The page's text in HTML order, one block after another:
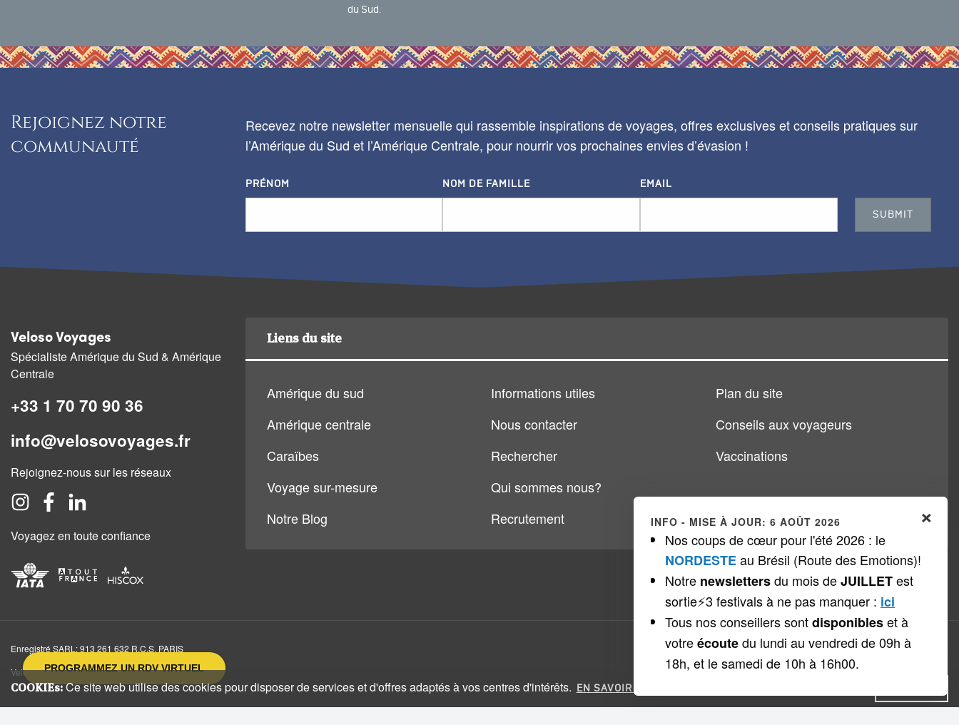
COOKIEs:Ce site web utilise des cookies pour disposer de services et d'offres adaptés à vos centres d'intérêts. EN SAVOIR PLUS
PROGRAMMEZ UN RDV VIRTUEL
du Sud.
×
INFO - MISE À JOUR: 6 AOÛT 2026
Nos coups de cœur pour l'été 2026 : le
NORDESTEau Brésil (Route des Emotions)!
Notre newslettersdu mois deJUILLETest
sortie⚡3 festivals à ne pas manquer : ici
Tous nos conseillers sontdisponibleset à
votreécoutedu lundi au vendredi de 09h à
18h, et le samedi de 10h à 16h00.
Rejoignez notre
communauté
Recevez notre newsletter mensuelle qui rassemble inspirations de voyages, offres exclusives et conseils pratiques sur
l’Amérique du Sud et l’Amérique Centrale, pour nourrir vos prochaines envies d’évasion !
PRÉNOM NOM DE FAMILLE EMAIL
Veloso Voyages
Spécialiste Amérique du Sud & Amérique
Centrale
+33 1 70 70 90 36
info@velosovoyages.fr
Rejoignez-nous sur les réseaux
Voyagez en toute confiance
Liens du site
Amérique du sud
Amérique centrale
Caraïbes
Voyage sur-mesure
Notre Blog
Informations utiles
Nous contacter
Rechercher
Qui sommes nous?
Recrutement
Plan du site
Conseils aux voyageurs
Vaccinations
Enregistré SARL: 913 261 632 R.C.S. PARIS Copyright © 1999 - 2026Veloso Voyages
Veloso Voyages, 15 rue des Halles, 75001, Paris Cookies